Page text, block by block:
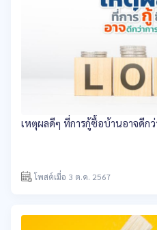
เหตุผลดีๆ ที่การกู้ซื้อบ้านอาจดีกว่
โพสต์เมื่อ 3 ต.ค. 2567